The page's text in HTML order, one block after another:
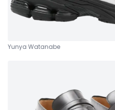
Yunya Watanabe